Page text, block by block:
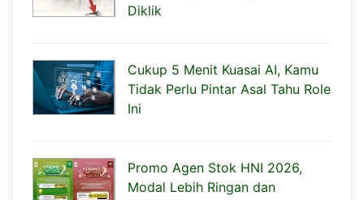
Diklik
Cukup 5 Menit Kuasai AI, Kamu
Tidak Perlu Pintar Asal Tahu Role
Ini
Promo Agen Stok HNI 2026,
Modal Lebih Ringan dan